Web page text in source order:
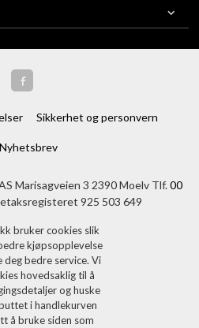
Sikkerhet og personvern
Nyhetsbrev
Marisagveien 3 2390 Moelv Tlf.00
925 503 649
bruker cookies slik
kjøpsopplevelse
deg bedre service. Vi
hovedsaklig til å
og huske
i handlekurven
å bruke siden som